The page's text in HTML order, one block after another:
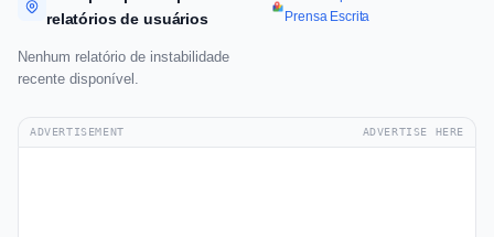
relatórios de usuários
Prensa Escrita
Nenhum relatório de instabilidade
recente disponível.
ADVERTISEMENT ADVERTISE HERE